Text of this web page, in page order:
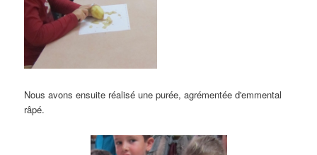
Nous avons ensuite réalisé une purée, agrémentée d'emmental
râpé.